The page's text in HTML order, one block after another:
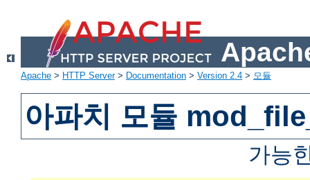
Apache > HTTP Server> Documentation > Version 2.4 > 모듈
아파치 모듈
가능